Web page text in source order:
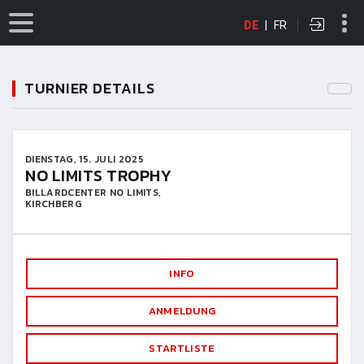
DE | FR
TURNIER DETAILS
DIENSTAG, 15. JULI 2025
NO LIMITS TROPHY
BILLARDCENTER NO LIMITS,
KIRCHBERG
INFO
ANMELDUNG
STARTLISTE